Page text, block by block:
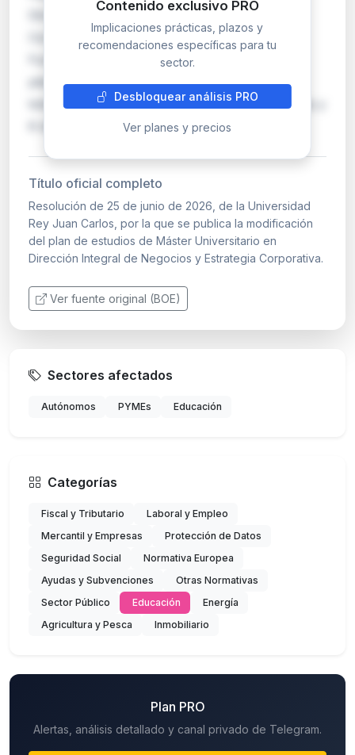
Dirección Integral de Negocios y Estrategia
Corporativa, con informe favorable de la
Fundación madri+d de 18 de junio de 2026. El
plan actualizado mantiene 60 créditos ECTS
totales: 48 obligatorios, 6 de prácticas externas y
Contenido exclusivo PRO
Implicaciones prácticas, plazos y
recomendaciones específicas para tu
sector.
Desbloquear análisis PRO
Ver planes y precios
Título oficial completo
Resolución de 25 de junio de 2026, de la Universidad
Rey Juan Carlos, por la que se publica la modificación
del plan de estudios de Máster Universitario en
Dirección Integral de Negocios y Estrategia Corporativa.
Ver fuente original (BOE)
Sectores afectados
Autónomos PYMEs Educación
Categorías
Fiscal y Tributario
Laboral y Empleo
Mercantil y Empresas
Protección de Datos
Seguridad Social
Normativa Europea
Ayudas y Subvenciones
Otras Normativas
Sector Público
Educación
Energía
Agricultura y Pesca
Inmobiliario
Plan PRO
Alertas, análisis detallado y canal privado de Telegram.